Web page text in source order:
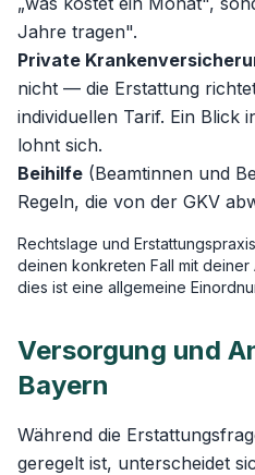
Jahre tragen".
Private
nicht — die Erstattung
individuellen Tarif. Ein Blick
lohnt sich.
Beihilfe (Beamtinnen und
Regeln, die von der GKV
Rechtslage und
deinen konkreten Fall mit
dies ist eine allgemeine
Versorgung und
Bayern
Während die
geregelt ist, unterscheidet